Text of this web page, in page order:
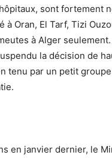
sont fortement
Oran, El Tarf, Tizi
à Alger
la décision de
tenu par un petit
en janvier dernier, le